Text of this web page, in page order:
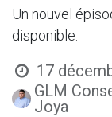
Un nouvel
disponible.
17
GLM
Joya